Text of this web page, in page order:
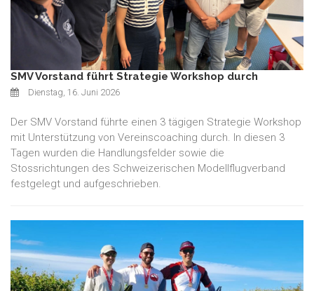
SMV Vorstand führt Strategie Workshop durch
Dienstag, 16. Juni 2026
Der SMV Vorstand führte einen 3 tägigen Strategie Workshop
mit Unterstützung von Vereinscoaching durch. In diesen 3
Tagen wurden die Handlungsfelder sowie die
Stossrichtungen des Schweizerischen Modellflugverband
festgelegt und aufgeschrieben.